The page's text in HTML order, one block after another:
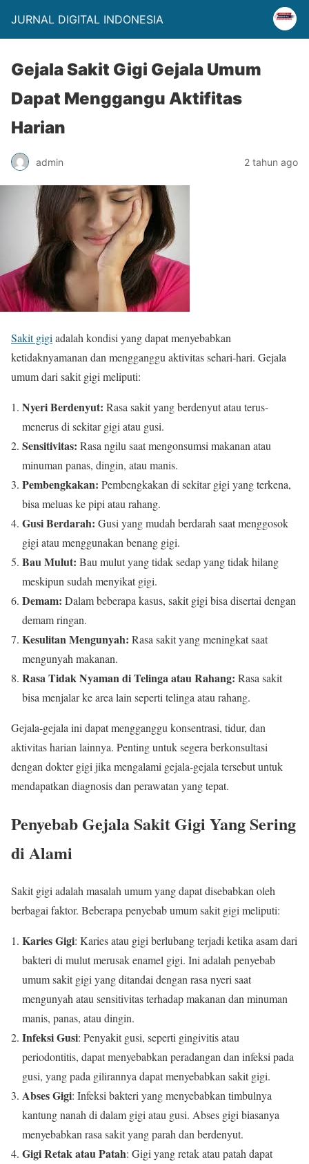
JURNAL DIGITAL INDONESIA
Gejala Sakit Gigi Gejala Umum
Dapat Menggangu Aktifitas
Harian
admin 2 tahun ago
Sakit gigi adalah kondisi yang dapat menyebabkan
ketidaknyamanan dan mengganggu aktivitas sehari-hari. Gejala
umum dari sakit gigi meliputi:
Nyeri Berdenyut: Rasa sakit yang berdenyut atau terus-
menerus di sekitar gigi atau gusi.
Sensitivitas: Rasa ngilu saat mengonsumsi makanan atau
minuman panas, dingin, atau manis.
Pembengkakan: Pembengkakan di sekitar gigi yang terkena,
bisa meluas ke pipi atau rahang.
Gusi Berdarah: Gusi yang mudah berdarah saat menggosok
gigi atau menggunakan benang gigi.
Bau Mulut: Bau mulut yang tidak sedap yang tidak hilang
meskipun sudah menyikat gigi.
Demam: Dalam beberapa kasus, sakit gigi bisa disertai dengan
demam ringan.
Kesulitan Mengunyah: Rasa sakit yang meningkat saat
mengunyah makanan.
Rasa Tidak Nyaman di Telinga atau Rahang: Rasa sakit
bisa menjalar ke area lain seperti telinga atau rahang.
Gejala-gejala ini dapat mengganggu konsentrasi, tidur, dan
aktivitas harian lainnya. Penting untuk segera berkonsultasi
dengan dokter gigi jika mengalami gejala-gejala tersebut untuk
mendapatkan diagnosis dan perawatan yang tepat.
Penyebab Gejala Sakit Gigi Yang Sering
di Alami
Sakit gigi adalah masalah umum yang dapat disebabkan oleh
berbagai faktor. Beberapa penyebab umum sakit gigi meliputi:
Karies Gigi: Karies atau gigi berlubang terjadi ketika asam dari
bakteri di mulut merusak enamel gigi. Ini adalah penyebab
umum sakit gigi yang ditandai dengan rasa nyeri saat
mengunyah atau sensitivitas terhadap makanan dan minuman
manis, panas, atau dingin.
Infeksi Gusi: Penyakit gusi, seperti gingivitis atau
periodontitis, dapat menyebabkan peradangan dan infeksi pada
gusi, yang pada gilirannya dapat menyebabkan sakit gigi.
Abses Gigi: Infeksi bakteri yang menyebabkan timbulnya
kantung nanah di dalam gigi atau gusi. Abses gigi biasanya
menyebabkan rasa sakit yang parah dan berdenyut.
Gigi Retak atau Patah: Gigi yang retak atau patah dapat